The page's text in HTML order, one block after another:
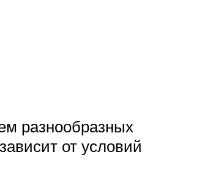
разнообразных
от условий